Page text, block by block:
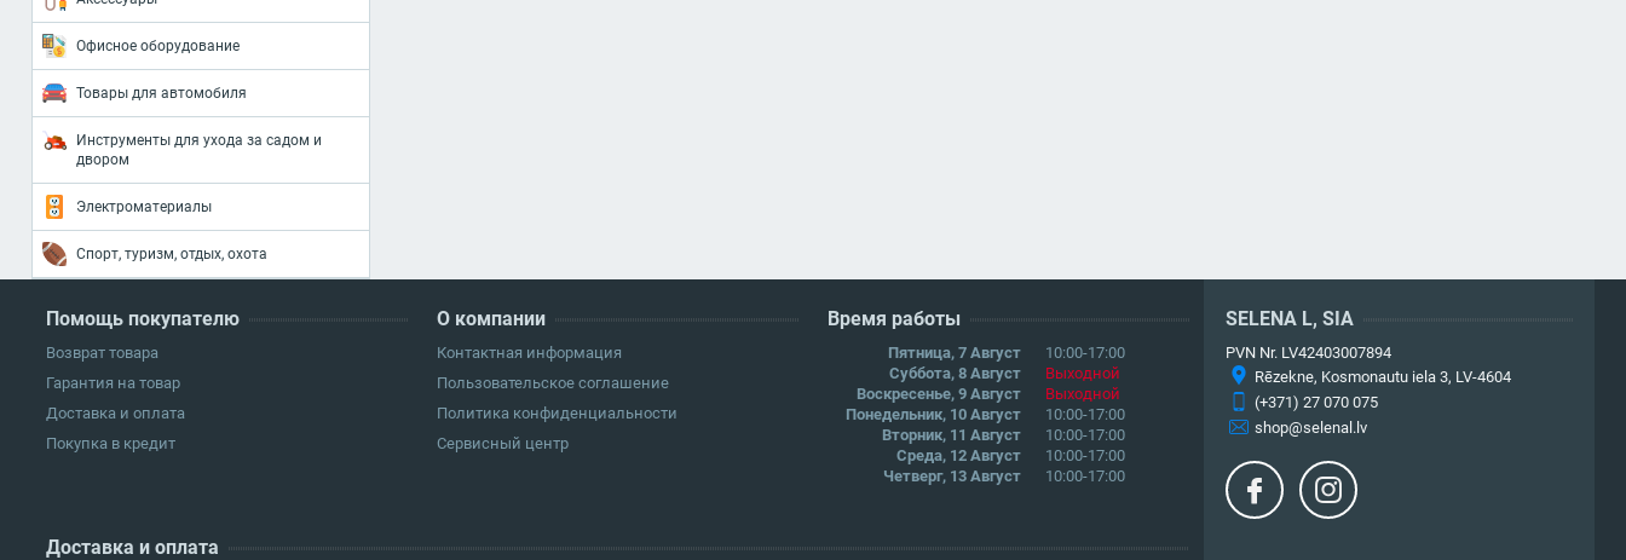
Офисное оборудование
Товары для автомобиля
Инструменты для ухода за садом и
двором
Электроматериалы
Спорт, туризм, отдых, охота
Помощь покупателю
Возврат товара
Гарантия на товар
Доставка и оплата
Покупка в кредит
О компании
Контактная информация
Пользовательское соглашение
Политика конфиденциальности
Сервисный центр
Время работы
Пятница, 7 Август
10:00-17:00
Суббота, 8 Август
Выходной
Воскресенье, 9 Август
Выходной
Понедельник, 10 Август
10:00-17:00
Вторник, 11 Август
10:00-17:00
Среда, 12 Август
10:00-17:00
Четверг, 13 Август
10:00-17:00
Доставка и оплата
SELENA L, SIA
PVN Nr. LV42403007894
Rēzekne, Kosmonautu iela 3, LV-4604
(+371) 27 070 075
shop@selenal.lv